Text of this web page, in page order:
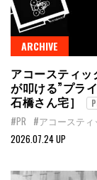
ARCHIVE
アコースティッ
が叩ける”プラ
石橋さん宅］
#PR #アコーステ
2026.07.24 UP